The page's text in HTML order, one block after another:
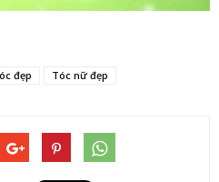
đẹp Tóc nữ đẹp